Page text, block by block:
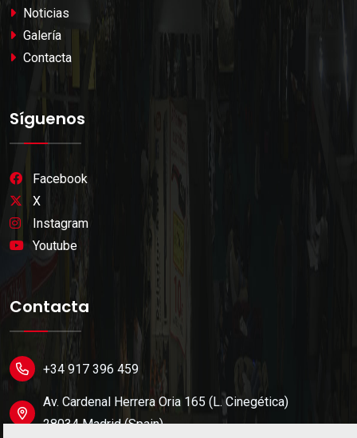
Noticias
Galería
Contacta
Síguenos
Facebook
X
Instagram
Youtube
Contacta
+34 917 396 459
Av. Cardenal Herrera Oria 165 (L. Cinegética)
28034 Madrid (Spain).